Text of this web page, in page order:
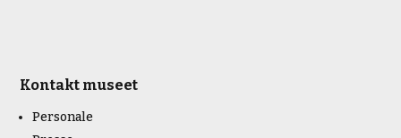
Kontakt museet
Personale